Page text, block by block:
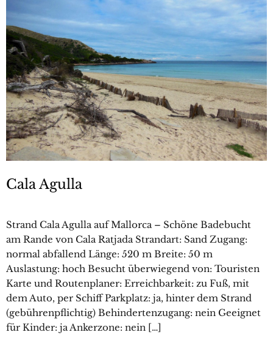
Cala Agulla
Strand Cala Agulla auf Mallorca – Schöne Badebucht
am Rande von Cala Ratjada Strandart: Sand Zugang:
normal abfallend Länge: 520 m Breite: 50 m
Auslastung: hoch Besucht überwiegend von: Touristen
Karte und Routenplaner: Erreichbarkeit: zu Fuß, mit
dem Auto, per Schiff Parkplatz: ja, hinter dem Strand
(gebührenpflichtig) Behindertenzugang: nein Geeignet
für Kinder: ja Ankerzone: nein […]